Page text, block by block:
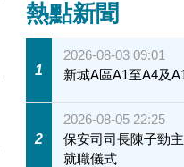
熱點新聞
1
2026-08-03 09:01
新城A區A1至A4及
2
2026-08-05 22:25
保安司司長陳子勁
就職儀式